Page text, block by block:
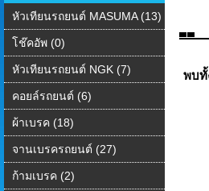
หัวเทียนรถยนต์ MASUMA (13)
โช๊คอัพ (0)
หัวเทียนรถยนต์ NGK (7)
คอยล์รถยนต์ (6)
ผ้าเบรค (18)
จานเบรครถยนต์ (27)
ก้ามเบรค (2)
พบทั้